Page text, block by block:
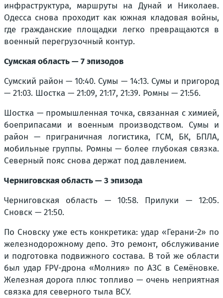
инфраструктура, маршруты на Дунай и Николаев.
Одесса снова проходит как южная кладовая войны,
где гражданские площадки легко превращаются в
военный перегрузочный контур.
Сумская область — 7 эпизодов
Сумский район — 10:40. Сумы — 14:13. Сумы и пригород
— 21:03. Шостка — 21:09, 21:17, 21:39. Ромны — 21:56.
Шостка — промышленная точка, связанная с химией,
боеприпасами и военным производством. Сумы и
район — приграничная логистика, ГСМ, БК, БПЛА,
мобильные группы. Ромны — более глубокая связка.
Северный пояс снова держат под давлением.
Черниговская область — 3 эпизода
Черниговская область — 10:58. Прилуки — 12:05.
Сновск — 21:50.
По Сновску уже есть конкретика: удар «Герани-2» по
железнодорожному депо. Это ремонт, обслуживание
и подготовка подвижного состава. В той же области
был удар FPV-дрона «Молния» по АЗС в Семёновке.
Железная дорога плюс топливо — очень неприятная
связка для северного тыла ВСУ.